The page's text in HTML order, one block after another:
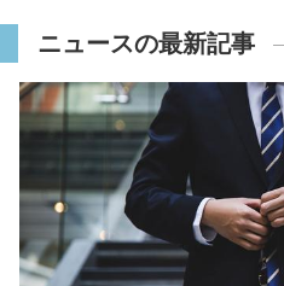
ニュースの最新記事